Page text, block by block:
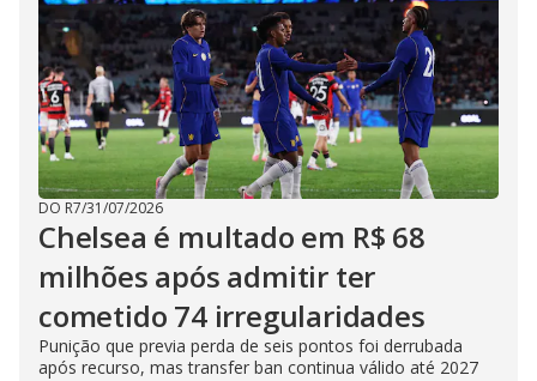
DO R7/31/07/2026
Chelsea é multado em R$ 68
milhões após admitir ter
cometido 74 irregularidades
Punição que previa perda de seis pontos foi derrubada
após recurso, mas transfer ban continua válido até 2027